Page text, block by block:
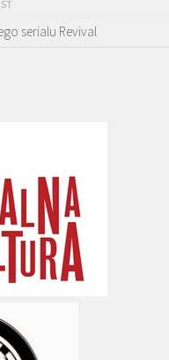
serialu Revival